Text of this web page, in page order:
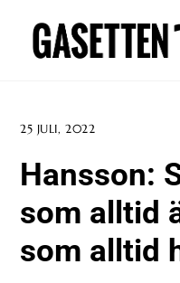
content
25 JULI, 2022
Hansson:
som alltid
som alltid